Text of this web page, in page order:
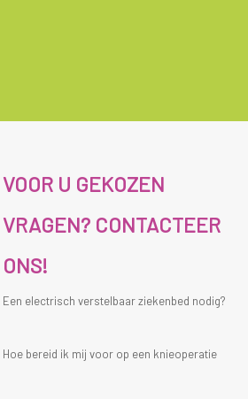
VOOR U GEKOZEN
VRAGEN? CONTACTEER
ONS!
Een electrisch verstelbaar ziekenbed nodig?
Hoe bereid ik mij voor op een knieoperatie